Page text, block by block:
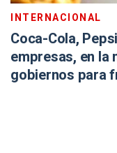
INTERNACIONAL
Coca-Cola,
empresas, en la
gobiernos para